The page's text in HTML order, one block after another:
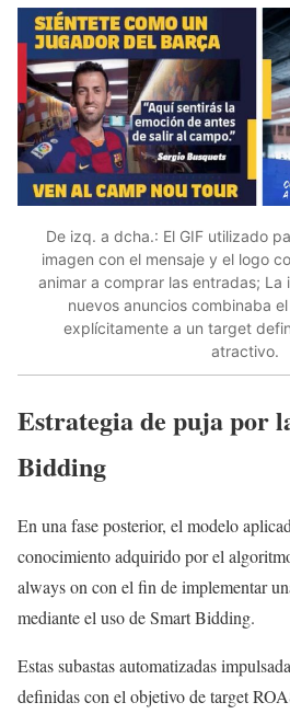
De izq. a dcha.: El GIF utilizado
imagen con el mensaje y el logo
animar a comprar las entradas; La
nuevos anuncios combinaba
explícitamente a un target
atractivo.
Estrategia de puja por
Bidding
En una fase posterior, el modelo
conocimiento adquirido por el
always on con el fin de implementar
mediante el uso de Smart Bidding.
Estas subastas automatizadas
definidas con el objetivo de target